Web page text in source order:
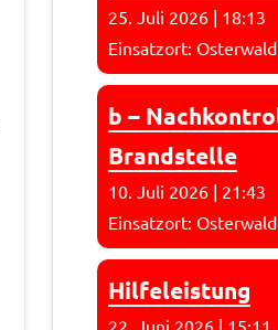
25. Juli 2026 | 18:13
Einsatzort:
b –
Brandstelle
10. Juli 2026 | 21:43
Einsatzort:
Hilfeleistung
22. Juni 2026 | 15:11